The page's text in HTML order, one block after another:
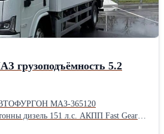
5.2
МАЗ-365120
дизель 151 л.с. АКПП Fast Gear
28 м³. Топливный бак 120 л.